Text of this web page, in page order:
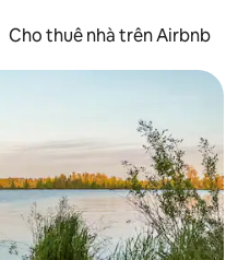
Cho thuê nhà trên Airbnb